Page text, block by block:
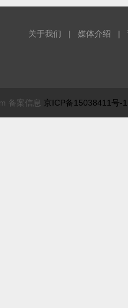
关于我们 | 媒体介绍 |
备案信息 京ICP备15038411号-1